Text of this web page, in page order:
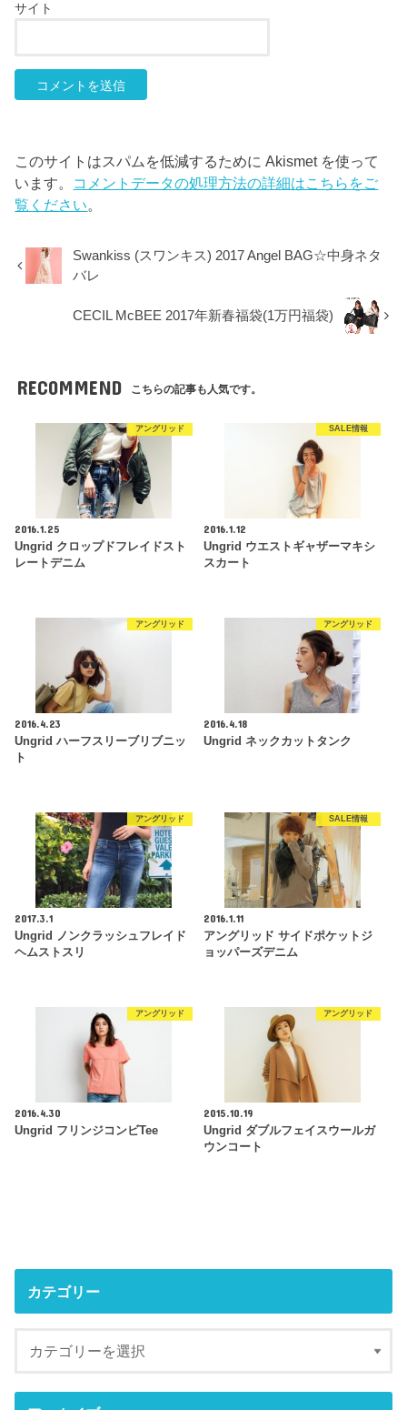
サイト
このサイトはスパムを低減するために Akismet を使って
います。 コメントデータの処理方法の詳細はこちらをご
覧ください。
Swankiss (スワンキス) 2017 Angel BAG☆中身ネタ
バレ
CECIL McBEE 2017年新春福袋(1万円福袋)
RECOMMEND こちらの記事も人気です。
アングリッド
2016.1.25
Ungrid クロップドフレイドスト
レートデニム
SALE情報
2016.1.12
Ungrid ウエストギャザーマキシ
スカート
アングリッド
2016.4.23
Ungrid ハーフスリーブリブニッ
ト
アングリッド
2016.4.18
Ungrid ネックカットタンク
アングリッド
2017.3.1
Ungrid ノンクラッシュフレイド
ヘムストスリ
SALE情報
2016.1.11
アングリッド サイドポケットジ
ョッパーズデニム
アングリッド
2016.4.30
Ungrid フリンジコンビTee
アングリッド
2015.10.19
Ungrid ダブルフェイスウールガ
ウンコート
カテゴリー